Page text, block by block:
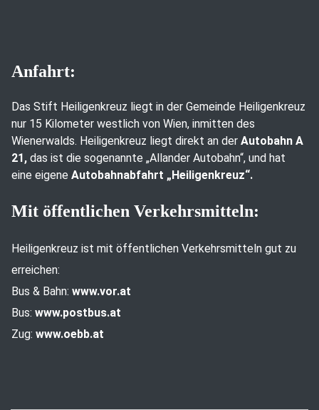
Anfahrt:
Das Stift Heiligenkreuz liegt in der Gemeinde Heiligenkreuz
nur 15 Kilometer westlich von Wien, inmitten des
Wienerwalds. Heiligenkreuz liegt direkt an der Autobahn A
21, das ist die sogenannte „Allander Autobahn“, und hat
eine eigene Autobahnabfahrt „Heiligenkreuz“.
Mit öffentlichen Verkehrsmitteln:
Heiligenkreuz ist mit öffentlichen Verkehrsmitteln gut zu
erreichen:
Bus & Bahn: www.vor.at
Bus: www.postbus.at
Zug: www.oebb.at